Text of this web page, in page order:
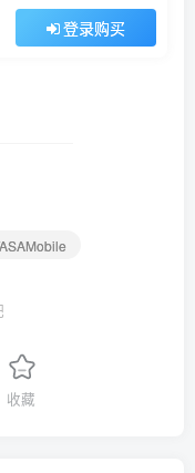
登录购买
收藏